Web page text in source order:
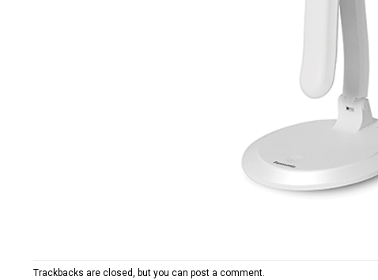
Trackbacks are closed, but you can post a comment